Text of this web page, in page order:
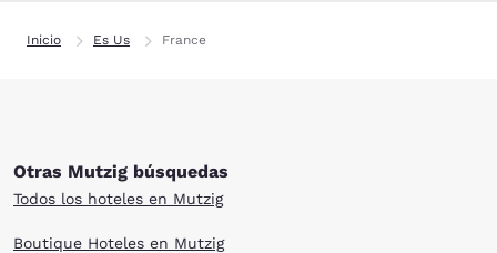
Inicio Es Us France
Otras Mutzig búsquedas
Todos los hoteles en Mutzig
Boutique Hoteles en Mutzig